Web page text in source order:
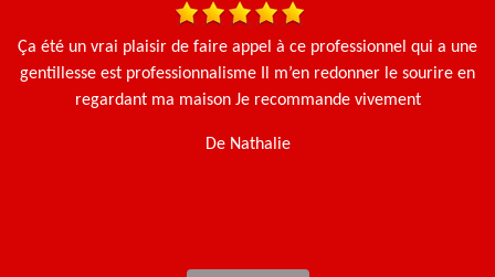
Ça été un vrai plaisir de faire appel à ce professionnel qui a une
gentillesse est professionnalisme Il m’en redonner le sourire en
regardant ma maison Je recommande vivement
De Nathalie